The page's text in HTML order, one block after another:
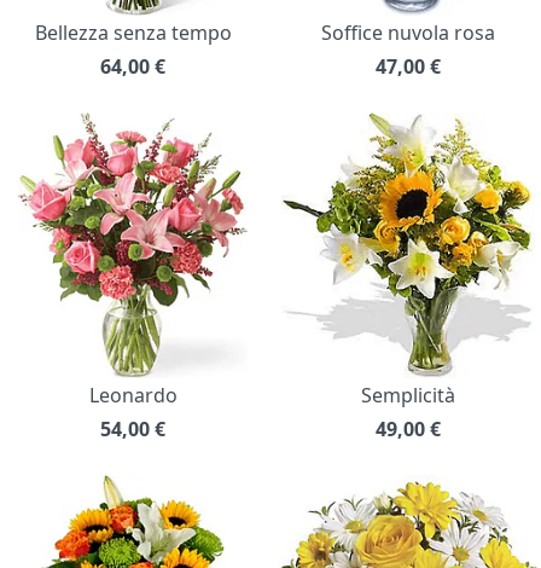
Bellezza senza tempo
64,00€
Soffice nuvola rosa
47,00€
Leonardo
54,00€
Semplicità
49,00€